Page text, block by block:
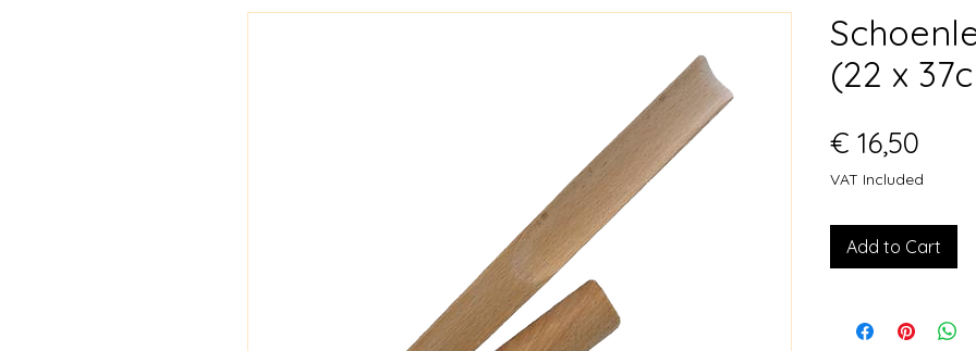
(22 x
€ 16,50
VAT Included
Add to Cart